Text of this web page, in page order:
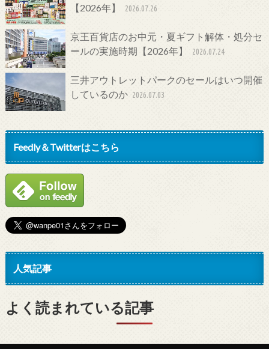
【2026年】
2026.07.26
京王百貨店のお中元・夏ギフト解体・処分セ
ールの実施時期【2026年】
2026.07.24
三井アウトレットパークのセールはいつ開催
しているのか 2026.07.03
Feedly＆Twitterはこちら
人気記事
よく読まれている記事